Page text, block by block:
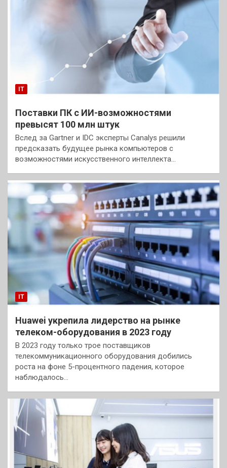
IT
Поставки ПК с ИИ-возможностями
превысят 100 млн штук
Вслед за Gartner и IDC эксперты Canalys решили
предсказать будущее рынка компьютеров с
возможностями искусственного интеллекта…
IT
Huawei укрепила лидерство на рынке
телеком-оборудования в 2023 году
В 2023 году только трое поставщиков
телекоммуникационного оборудования добились
роста на фоне 5-процентного падения, которое
наблюдалось…